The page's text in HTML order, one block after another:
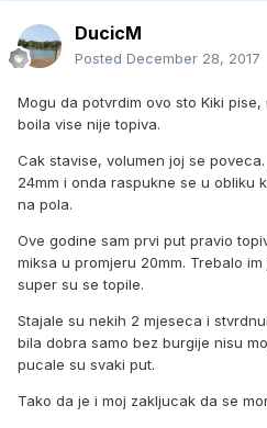
DucicM
Posted December 28, 2017
Mogu da potvrdim ovo sto Kiki
boila vise nije topiva.
Cak stavise, volumen joj se
24mm i onda raspukne se u obliku
na pola.
Ove godine sam prvi put pravio
miksa u promjeru 20mm. Trebalo
super su se topile.
Stajale su nekih 2 mjeseca i
bila dobra samo bez burgije nisu
pucale su svaki put.
Tako da je i moj zakljucak da se